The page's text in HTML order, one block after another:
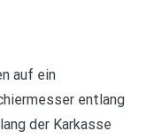
auf ein
entlang
der Karkasse